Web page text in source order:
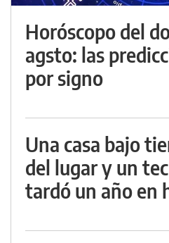
Horóscopo del
agsto: las
por signo
Una casa bajo
del lugar y un
tardó un año en